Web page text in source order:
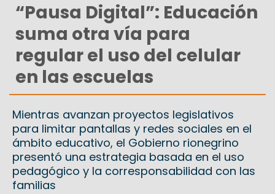
“Pausa Digital”: Educación
suma otra vía para
regular el uso del celular
en las escuelas
Mientras avanzan proyectos legislativos
para limitar pantallas y redes sociales en el
ámbito educativo, el Gobierno rionegrino
presentó una estrategia basada en el uso
pedagógico y la corresponsabilidad con las
familias